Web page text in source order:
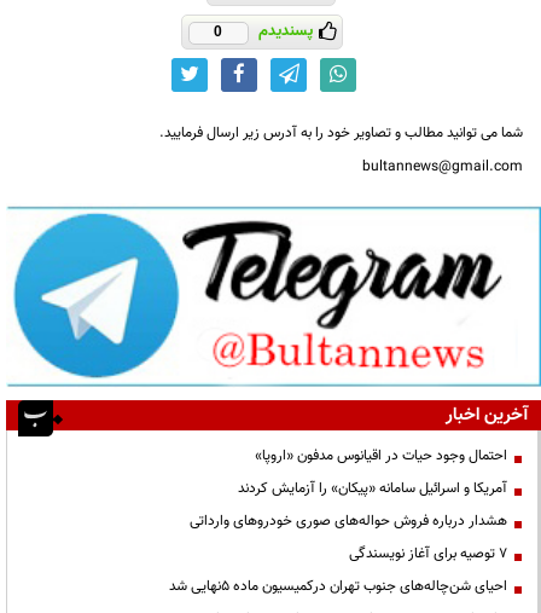
پسندیدم 0
شما می توانید مطالب و تصاویر خود را به آدرس زیر ارسال فرمایید.
bultannews@gmail.com
آخرین اخبار
احتمال وجود حیات در اقیانوس مدفون «اروپا»
آمریکا و اسرائیل سامانه «پیکان» را آزمایش کردند
هشدار درباره فروش حواله‌های صوری خودروهای وارداتی
۷ توصیه برای آغاز نویسندگی
احیای شن‌چاله‌های جنوب تهران درکمیسیون ماده ۵نهایی شد